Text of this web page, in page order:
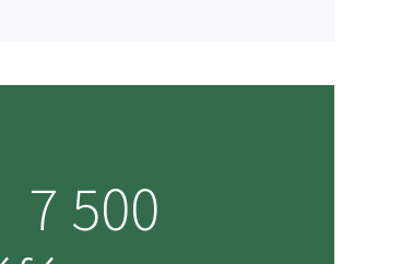
7 500